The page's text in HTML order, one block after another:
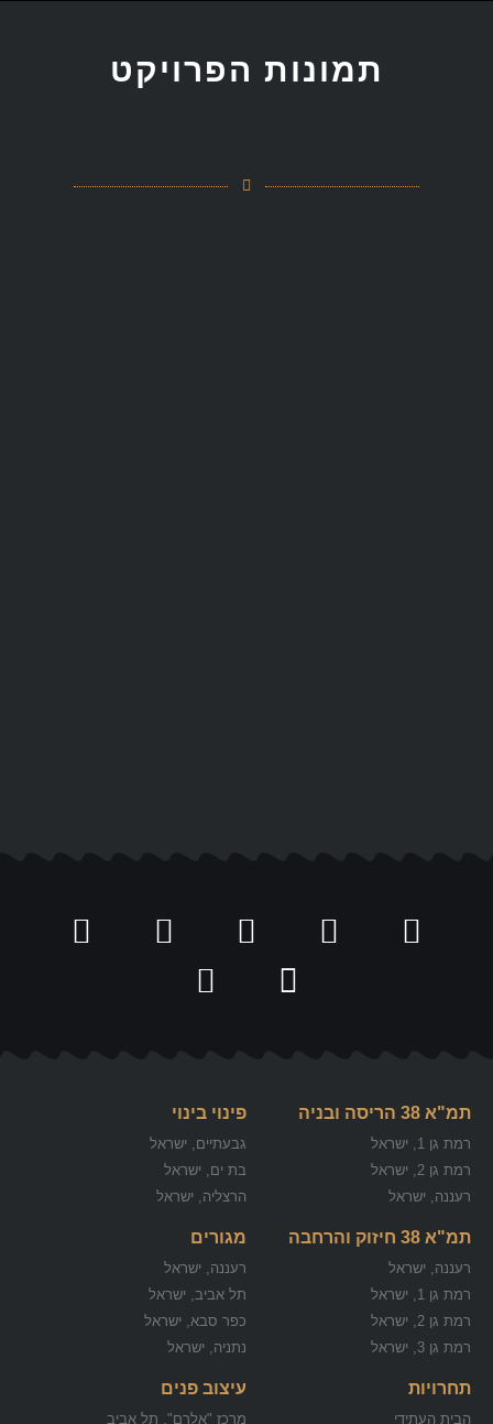
תמונות הפרויקט
פינוי בינוי
גבעתיים, ישראל
בת ים, ישראל
הרצליה, ישראל
מגורים
רעננה, ישראל
תל אביב, ישראל
כפר סבא, ישראל
נתניה, ישראל
עיצוב פנים
מרכז "אלרם", תל אביב
תמ"א 38 הריסה ובניה
רמת גן 1, ישראל
רמת גן 2, ישראל
רעננה, ישראל
תמ"א 38 חיזוק והרחבה
רעננה, ישראל
רמת גן 1, ישראל
רמת גן 2, ישראל
רמת גן 3, ישראל
תחרויות
הבית העתידי